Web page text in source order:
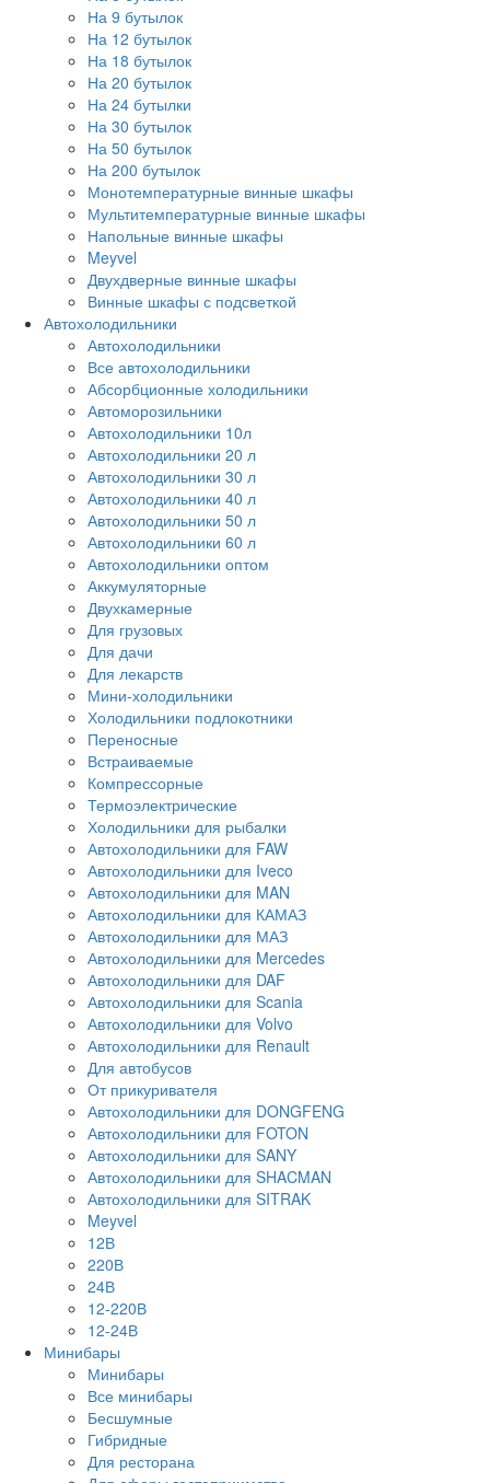
На 9 бутылок
На 12 бутылок
На 18 бутылок
На 20 бутылок
На 24 бутылки
На 30 бутылок
На 50 бутылок
На 200 бутылок
Монотемпературные винные шкафы
Мультитемпературные винные шкафы
Напольные винные шкафы
Meyvel
Двухдверные винные шкафы
Винные шкафы с подсветкой
Автохолодильники
Автохолодильники
Все автохолодильники
Абсорбционные холодильники
Автоморозильники
Автохолодильники 10л
Автохолодильники 20 л
Автохолодильники 30 л
Автохолодильники 40 л
Автохолодильники 50 л
Автохолодильники 60 л
Автохолодильники оптом
Аккумуляторные
Двухкамерные
Для грузовых
Для дачи
Для лекарств
Мини-холодильники
Холодильники подлокотники
Переносные
Встраиваемые
Компрессорные
Термоэлектрические
Холодильники для рыбалки
Автохолодильники для FAW
Автохолодильники для Iveco
Автохолодильники для MAN
Автохолодильники для КАМАЗ
Автохолодильники для МАЗ
Автохолодильники для Mercedes
Автохолодильники для DAF
Автохолодильники для Scania
Автохолодильники для Volvo
Автохолодильники для Renault
Для автобусов
От прикуривателя
Автохолодильники для DONGFENG
Автохолодильники для FOTON
Автохолодильники для SANY
Автохолодильники для SHACMAN
Автохолодильники для SITRAK
Meyvel
12В
220В
24В
12-220В
12-24В
Минибары
Минибары
Все минибары
Бесшумные
Гибридные
Для ресторана